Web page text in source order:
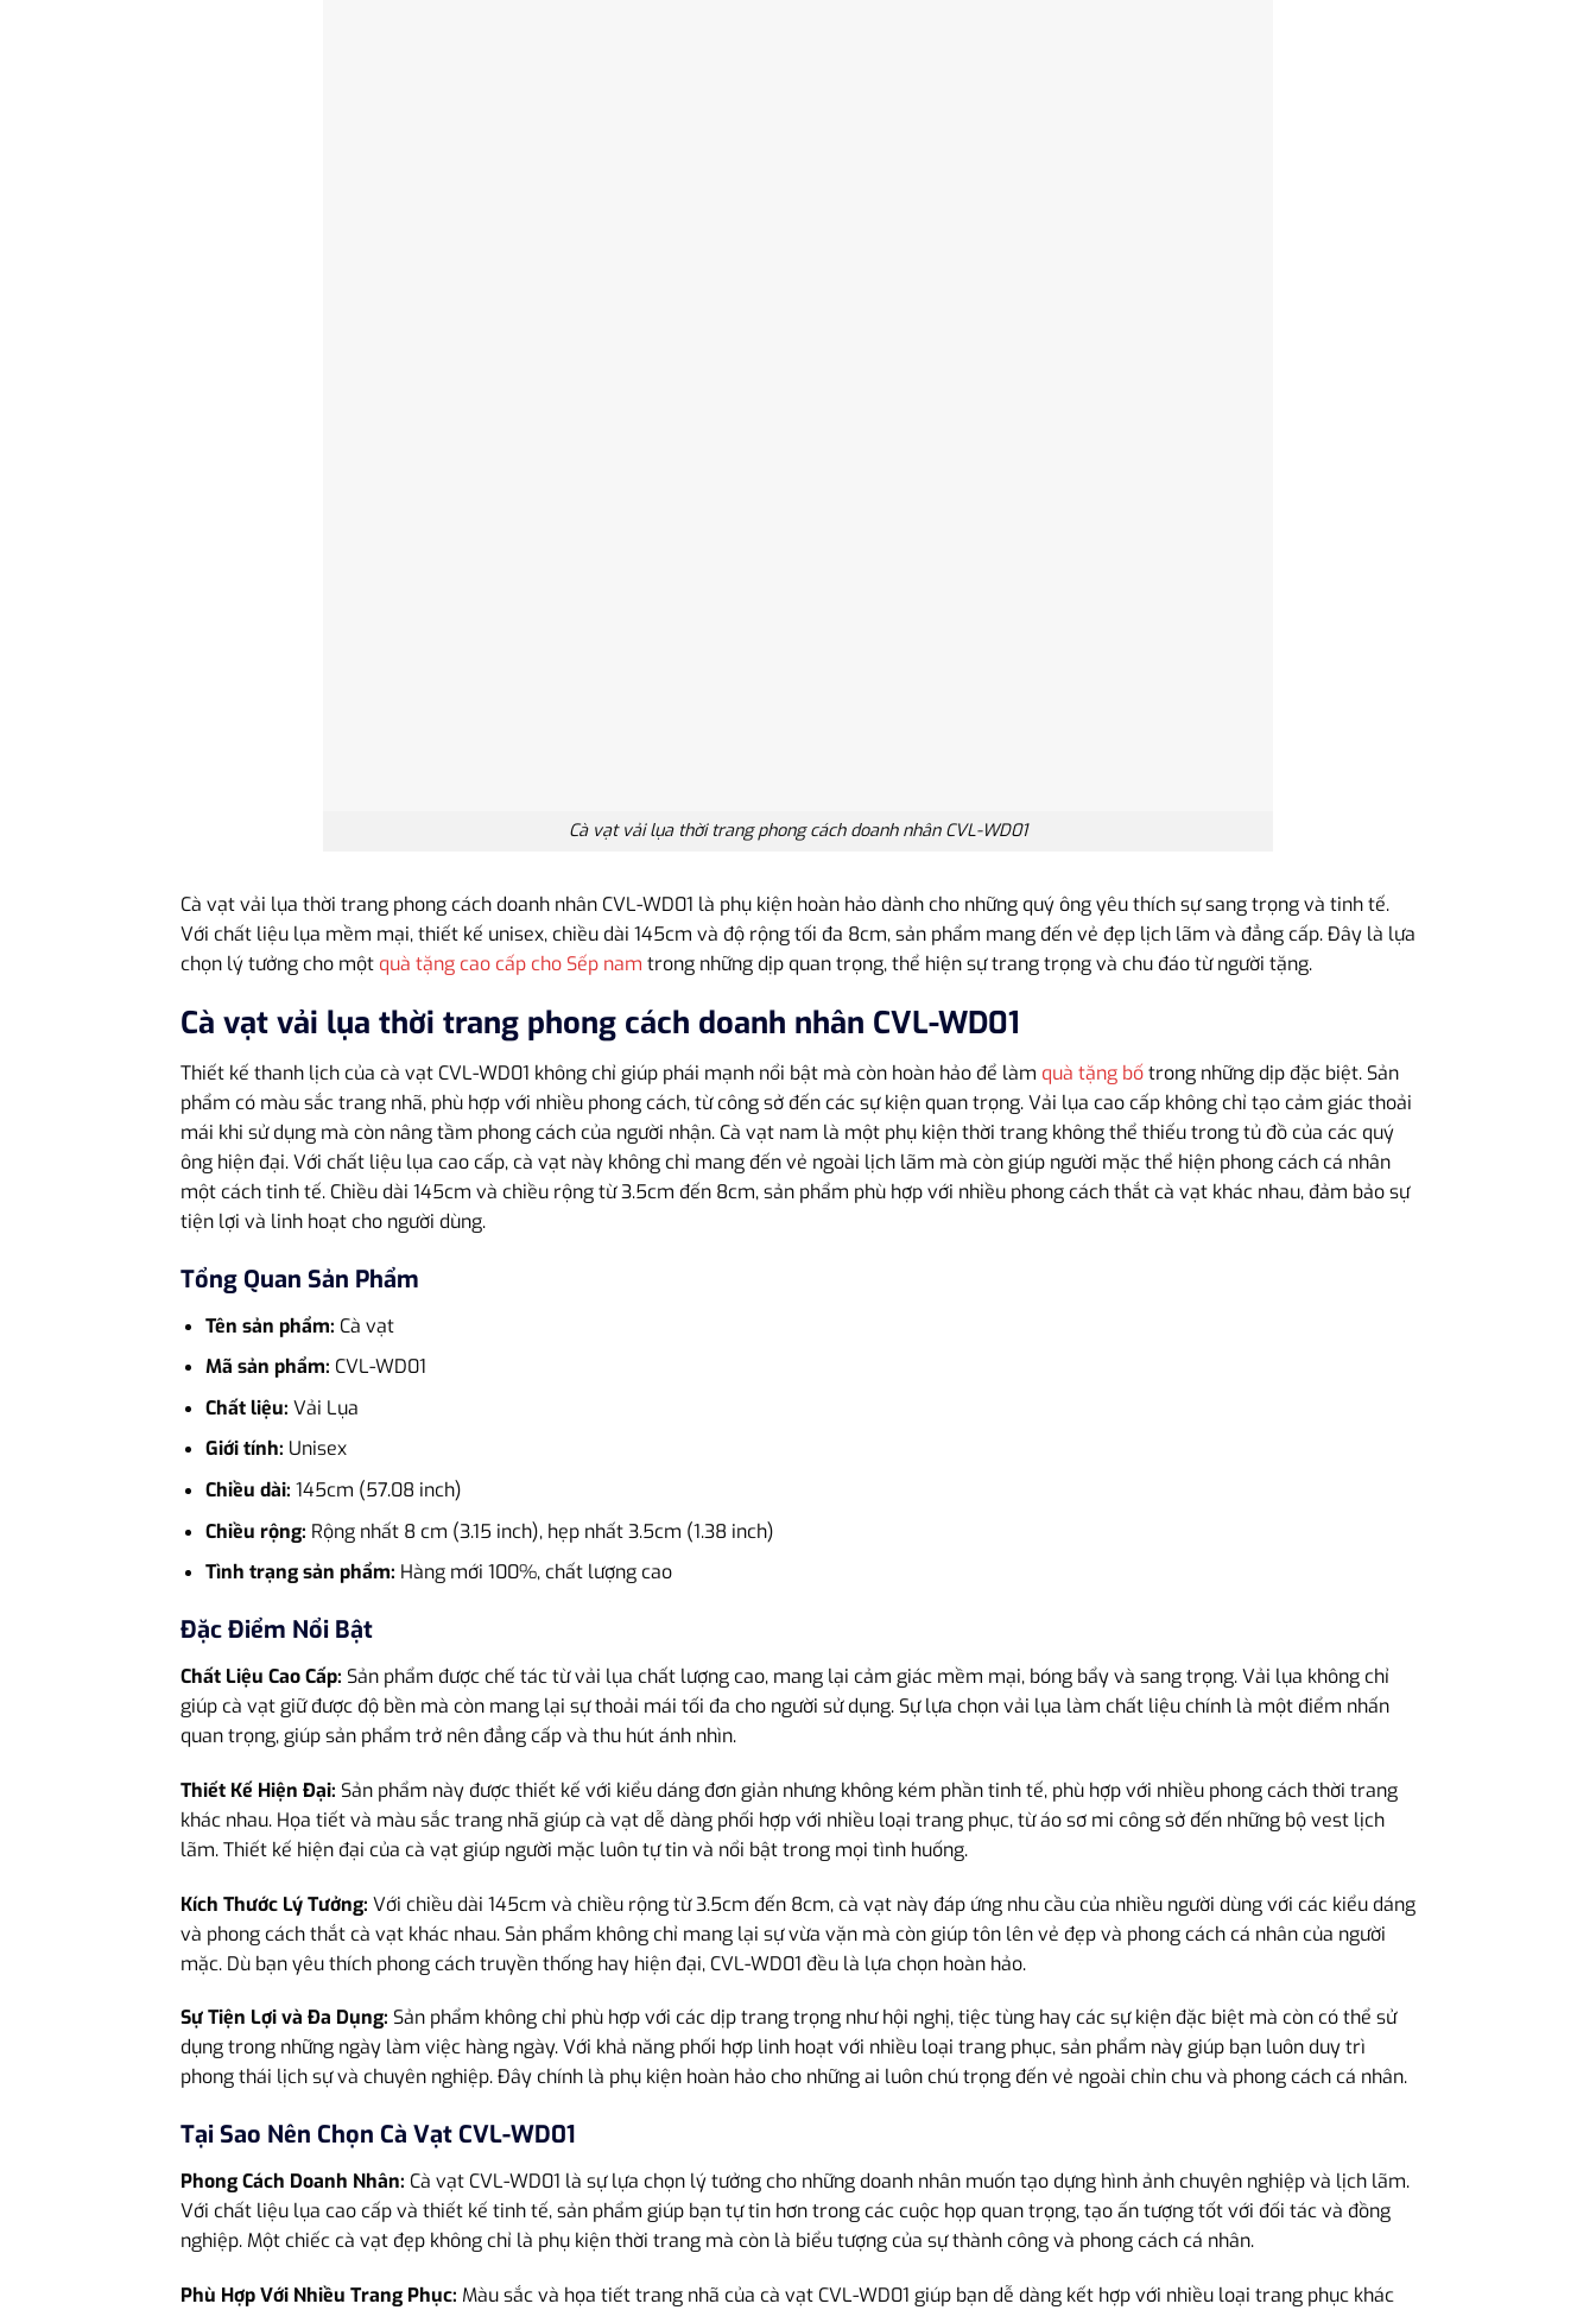
Cà vạt vải lụa thời trang phong cách doanh nhân CVL-WD01
Cà vạt vải lụa thời trang phong cách doanh nhân CVL-WD01 là phụ kiện hoàn hảo dành cho những quý ông yêu thích sự sang trọng và tinh tế.
Với chất liệu lụa mềm mại, thiết kế unisex, chiều dài 145cm và độ rộng tối đa 8cm, sản phẩm mang đến vẻ đẹp lịch lãm và đẳng cấp. Đây là lựa
chọn lý tưởng cho một quà tặng cao cấp cho Sếp nam trong những dịp quan trọng, thể hiện sự trang trọng và chu đáo từ người tặng.
Cà vạt vải lụa thời trang phong cách doanh nhân CVL-WD01
Thiết kế thanh lịch của cà vạt CVL-WD01 không chỉ giúp phái mạnh nổi bật mà còn hoàn hảo để làm quà tặng bốtrong những dịp đặc biệt. Sản
phẩm có màu sắc trang nhã, phù hợp với nhiều phong cách, từ công sở đến các sự kiện quan trọng. Vải lụa cao cấp không chỉ tạo cảm giác thoải
mái khi sử dụng mà còn nâng tầm phong cách của người nhận. Cà vạt nam là một phụ kiện thời trang không thể thiếu trong tủ đồ của các quý
ông hiện đại. Với chất liệu lụa cao cấp, cà vạt này không chỉ mang đến vẻ ngoài lịch lãm mà còn giúp người mặc thể hiện phong cách cá nhân
một cách tinh tế. Chiều dài 145cm và chiều rộng từ 3.5cm đến 8cm, sản phẩm phù hợp với nhiều phong cách thắt cà vạt khác nhau, đảm bảo sự
tiện lợi và linh hoạt cho người dùng.
Tổng Quan Sản Phẩm
Tên sản phẩm: Cà vạt
Mã sản phẩm: CVL-WD01
Chất liệu: Vải Lụa
Giới tính: Unisex
Chiều dài: 145cm (57.08 inch)
Chiều rộng: Rộng nhất 8 cm (3.15 inch), hẹp nhất 3.5cm (1.38 inch)
Tình trạng sản phẩm: Hàng mới 100%, chất lượng cao
Đặc Điểm Nổi Bật
Chất Liệu Cao Cấp: Sản phẩm được chế tác từ vải lụa chất lượng cao, mang lại cảm giác mềm mại, bóng bẩy và sang trọng. Vải lụa không chỉ
giúp cà vạt giữ được độ bền mà còn mang lại sự thoải mái tối đa cho người sử dụng. Sự lựa chọn vải lụa làm chất liệu chính là một điểm nhấn
quan trọng, giúp sản phẩm trở nên đẳng cấp và thu hút ánh nhìn.
Thiết Kế Hiện Đại: Sản phẩm này được thiết kế với kiểu dáng đơn giản nhưng không kém phần tinh tế, phù hợp với nhiều phong cách thời trang
khác nhau. Họa tiết và màu sắc trang nhã giúp cà vạt dễ dàng phối hợp với nhiều loại trang phục, từ áo sơ mi công sở đến những bộ vest lịch
lãm. Thiết kế hiện đại của cà vạt giúp người mặc luôn tự tin và nổi bật trong mọi tình huống.
Kích Thước Lý Tưởng: Với chiều dài 145cm và chiều rộng từ 3.5cm đến 8cm, cà vạt này đáp ứng nhu cầu của nhiều người dùng với các kiểu dáng
và phong cách thắt cà vạt khác nhau. Sản phẩm không chỉ mang lại sự vừa vặn mà còn giúp tôn lên vẻ đẹp và phong cách cá nhân của người
mặc. Dù bạn yêu thích phong cách truyền thống hay hiện đại, CVL-WD01 đều là lựa chọn hoàn hảo.
Sự Tiện Lợi và Đa Dụng: Sản phẩm không chỉ phù hợp với các dịp trang trọng như hội nghị, tiệc tùng hay các sự kiện đặc biệt mà còn có thể sử
dụng trong những ngày làm việc hàng ngày. Với khả năng phối hợp linh hoạt với nhiều loại trang phục, sản phẩm này giúp bạn luôn duy trì
phong thái lịch sự và chuyên nghiệp. Đây chính là phụ kiện hoàn hảo cho những ai luôn chú trọng đến vẻ ngoài chỉn chu và phong cách cá nhân.
Tại Sao Nên Chọn Cà Vạt CVL-WD01
Phong Cách Doanh Nhân: Cà vạt CVL-WD01 là sự lựa chọn lý tưởng cho những doanh nhân muốn tạo dựng hình ảnh chuyên nghiệp và lịch lãm.
Với chất liệu lụa cao cấp và thiết kế tinh tế, sản phẩm giúp bạn tự tin hơn trong các cuộc họp quan trọng, tạo ấn tượng tốt với đối tác và đồng
nghiệp. Một chiếc cà vạt đẹp không chỉ là phụ kiện thời trang mà còn là biểu tượng của sự thành công và phong cách cá nhân.
Phù Hợp Với Nhiều Trang Phục: Màu sắc và họa tiết trang nhã của cà vạt CVL-WD01 giúp bạn dễ dàng kết hợp với nhiều loại trang phục khác